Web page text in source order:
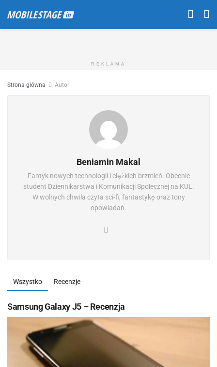
REKLAMA
Strona główna Autor
Beniamin Makal
Fantyk nowych technologii i ciężkich brzmień. Obecnie
student Dziennikarstwa i Komunikacji Społecznej na KUL.
W wolnych chwila czyta sci-fi, fantastykę oraz tony
opowiadań.
Wszystko Recenzje
Samsung Galaxy J5 – Recenzja